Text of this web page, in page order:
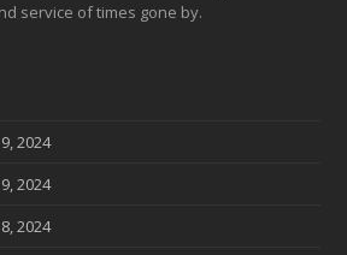
service of times gone by.
2024
2024
2024